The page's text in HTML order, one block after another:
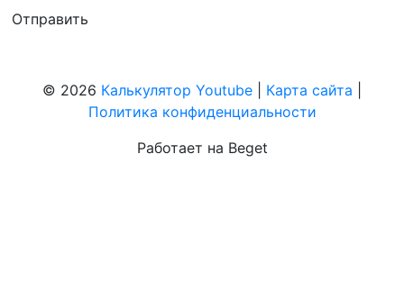
© 2026 Калькулятор Youtube Карта сайта
Политика конфиденциальности
Работает на Beget